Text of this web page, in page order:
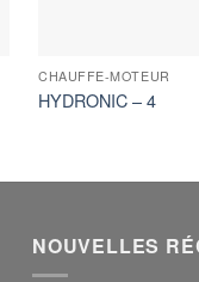
CHAUFFE-MOTEUR
HYDRONIC – 4
NOUVELLES